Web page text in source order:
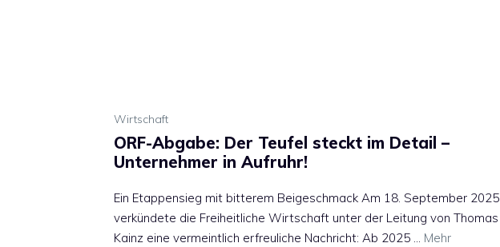
Wirtschaft
ORF-Abgabe: Der Teufel steckt im Detail –
Unternehmer in Aufruhr!
Ein Etappensieg mit bitterem Beigeschmack Am 18. September 2025
verkündete die Freiheitliche Wirtschaft unter der Leitung von Thomas
Kainz eine vermeintlich erfreuliche Nachricht: Ab 2025 … Mehr